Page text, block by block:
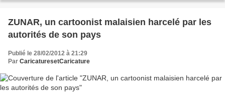
ZUNAR, un cartoonist malaisien harcelé par les
autorités de son pays
Publié le 28/02/2012 à 21:29
Par CaricaturesetCaricature